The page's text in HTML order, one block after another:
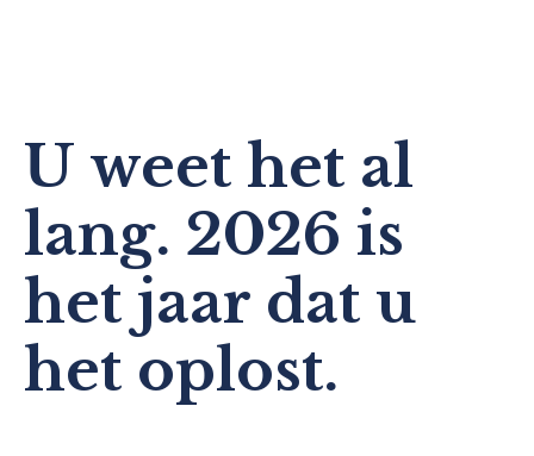
U weet het al
lang. 2026 is
het jaar dat u
het oplost.